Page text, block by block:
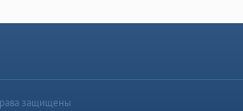
защищены